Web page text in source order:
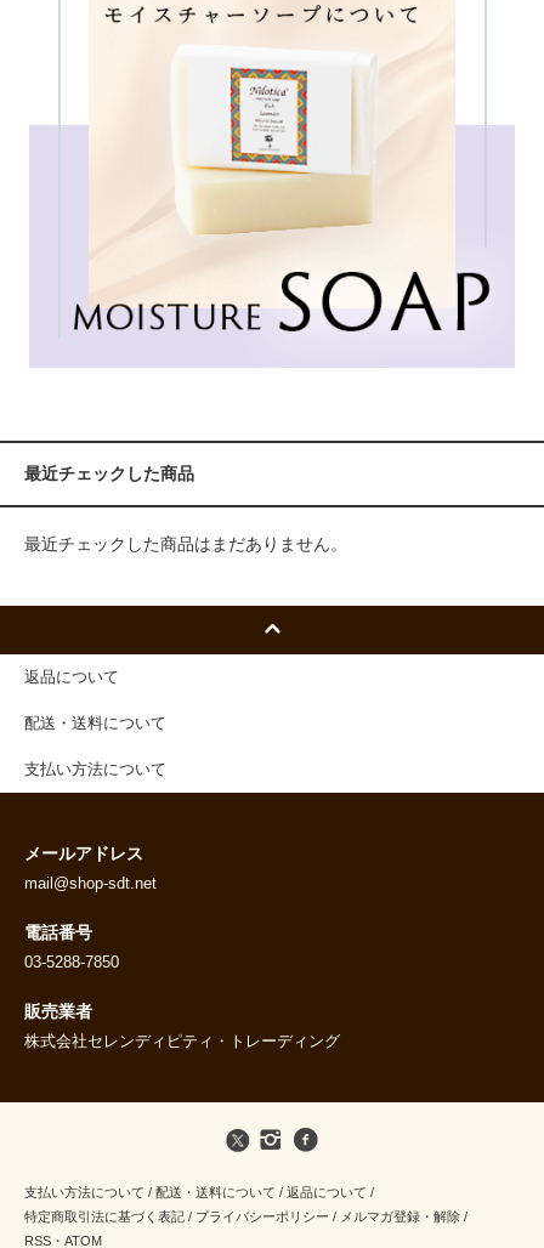
最近チェックした商品
最近チェックした商品はまだありません。
返品について
配送・送料について
支払い方法について
メールアドレス
mail@shop-sdt.net
電話番号
03-5288-7850
販売業者
株式会社セレンディピティ・トレーディング
支払い方法について / 配送・送料について / 返品について /
特定商取引法に基づく表記 / プライバシーポリシー / メルマガ登録・解除 /
RSS ・ ATOM